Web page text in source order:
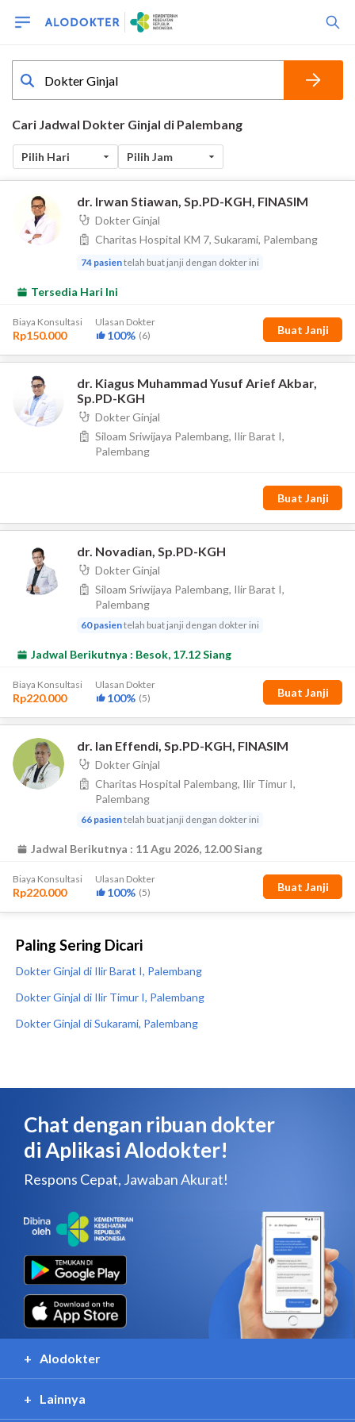
Paling Sering Dicari
Dokter Ginjal di Ilir Barat I, Palembang
Dokter Ginjal di Ilir Timur I, Palembang
Dokter Ginjal di Sukarami, Palembang